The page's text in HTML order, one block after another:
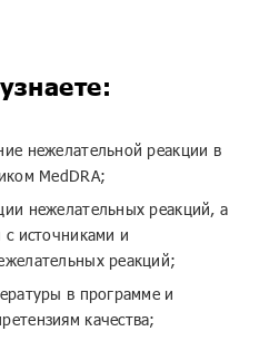
нежелательной реакции в
MedDRA;
нежелательных реакций, а
источниками и
реакций;
в программе и
качества;